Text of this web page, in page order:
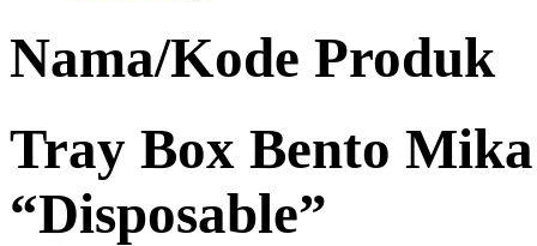
Nama/Kode Produk
Tray Box Bento
“Disposable”